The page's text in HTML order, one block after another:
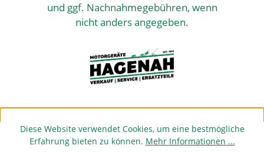
und ggf. Nachnahmegebühren, wenn
nicht anders angegeben.
Diese Website verwendet Cookies, um eine bestmögliche
Erfahrung bieten zu können. Mehr Informationen ...